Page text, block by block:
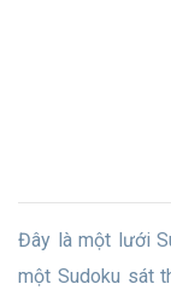
Đây là một lưới Sudoku sát thủ 16x16 khổng lồ. Mặc dù là
một Sudoku sát